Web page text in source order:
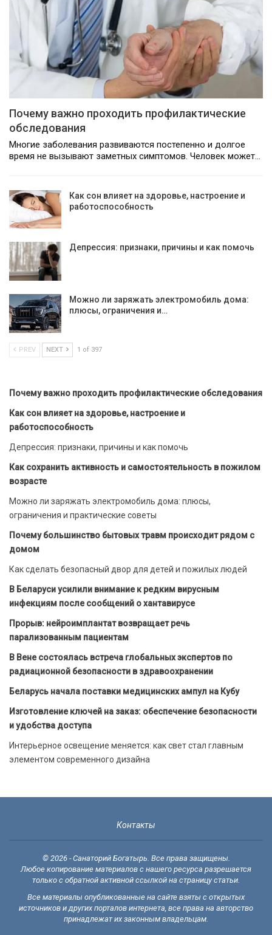
Почему важно проходить профилактические
обследования
Многие заболевания развиваются постепенно и долгое
время не вызывают заметных симптомов. Человек может…
Как сон влияет на здоровье, настроение и
работоспособность
Депрессия: признаки, причины и как помочь
Можно ли заряжать электромобиль дома:
плюсы, ограничения и…
PREV NEXT 1 of 397
Почему важно проходить профилактические обследования
Как сон влияет на здоровье, настроение и
работоспособность
Депрессия: признаки, причины и как помочь
Как сохранить активность и самостоятельность в пожилом
возрасте
Можно ли заряжать электромобиль дома: плюсы,
ограничения и практические советы
Почему большинство бытовых травм происходит рядом с
домом
Как сделать безопасный двор для детей и пожилых людей
В Беларуси усилили внимание к редким вирусным
инфекциям после сообщений о хантавирусе
Прорыв: нейроимплантат возвращает речь
парализованным пациентам
В Вене состоялась встреча глобальных экспертов по
радиационной безопасности в здравоохранении
Беларусь начала поставки медицинских ампул на Кубу
Изготовление ключей на заказ: обеспечение безопасности
и удобства доступа
Интерьерное освещение меняется: как свет стал главным
элементом современного дизайна
Контакты
© 2026 - Санаторий Богатырь. Все права защищены.
Любое копирование материалов с нашего ресурса разрешается
только с обратной активной ссылкой на страницу статьи.
Все материалы опубликованные на сайте взяты с открытых
источников и других порталов интернета, все права на авторство
принадлежат их законным владельцам.